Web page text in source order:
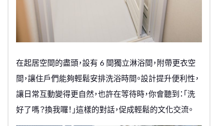
在起居空間的盡頭，設有 6 間獨立淋浴間，附帶更衣空
間，讓住戶們能夠輕鬆安排洗浴時間。設計提升便利性，
讓日常互動變得更自然，也許在等待時，你會聽到：「洗
好了嗎？換我囉！」這樣的對話，促成輕鬆的文化交流。